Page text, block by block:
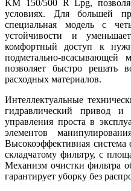
KM 150/500 R Lpg,
условиях. Для большей
специальная модель с
устойчивости и
комфортный доступ к
подметально-
позволяет быстро решать
расходных материалов.
Интеллектуальные
гидравлический привод и
управления проста в
элементов
Высокоэффективная система
складчатому фильтру, с
Механизм очистки фильтра
гарантирует уборку без